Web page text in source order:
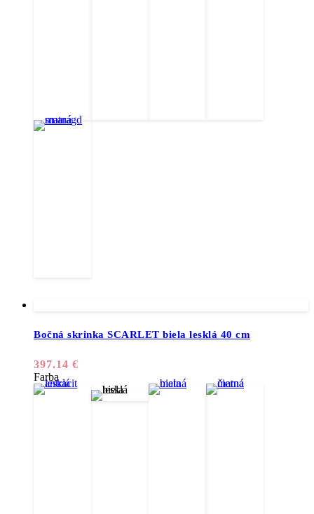
Bočná skrinka SCARLET biela lesklá 40 cm
397.14 €
Farba